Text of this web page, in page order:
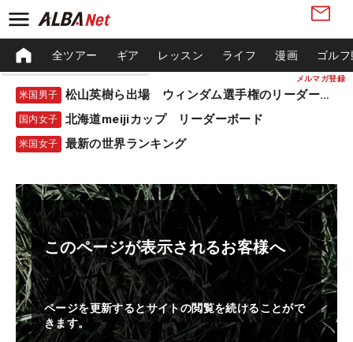
メルマガ登録
全ツアー ギア レッスン ライフ 漫画 ゴル
米国男子 松山英樹ら出場 ウィンダム選手権のリーダーボード
国内女子 北海道meijiカップ リーダーボード
米国女子 最新の世界ランキング
このページが表示されるお客様へ
ページを更新するとサイトの閲覧を続けることがで
きます。